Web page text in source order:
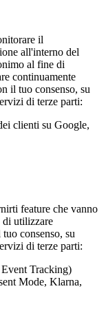
il
all'interno del
al fine di
continuamente
il tuo consenso, su
di terze parti:
clienti su Google,
feature che vanno
di utilizzare
consenso, su
di terze parti:
Tracking)
Mode, Klarna,